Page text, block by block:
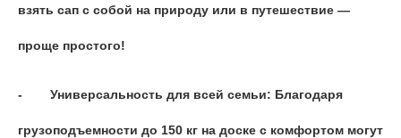
взять сап с собой на природу или в путешествие —
проще простого!
- Универсальность для всей семьи: Благодаря
грузоподъемности до 150 кг на доске с комфортом могут